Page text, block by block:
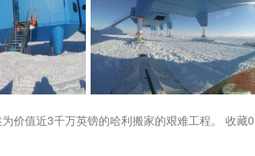
价值近3千万英镑的哈利搬家的艰难工程。 收藏0